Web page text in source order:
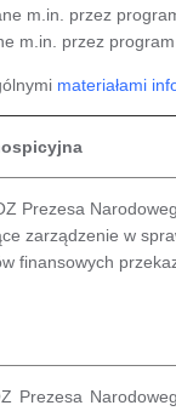
m.in. przez
m.in. przez program
materiałami
Prezesa
zarządzenie w
finansowych
Prezesa